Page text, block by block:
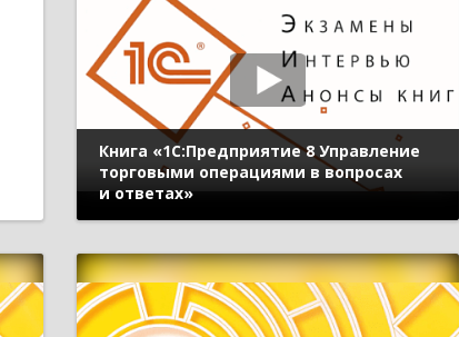
Книга «1С:Предприятие 8 Управление
торговыми операциями в вопросах
и ответах»